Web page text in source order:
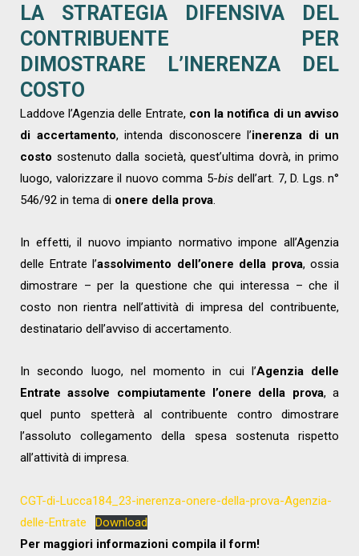
LA STRATEGIA DIFENSIVA DEL
CONTRIBUENTE
PER
DIMOSTRARE L’INERENZA DEL
COSTO
Laddove l’Agenzia delle Entrate, con la notifica di un avviso
di accertamento, intenda disconoscere l’inerenza di un
costo sostenuto dalla società, quest’ultima dovrà, in primo
luogo, valorizzare il nuovo comma 5-bis dell’art. 7, D. Lgs. n°
546/92 in tema di onere della prova.
In effetti, il nuovo impianto normativo impone all’Agenzia
delle Entrate l’assolvimento dell’onere della prova, ossia
dimostrare – per la questione che qui interessa – che il
costo non rientra nell’attività di impresa del contribuente,
destinatario dell’avviso di accertamento.
In secondo luogo, nel momento in cui l’Agenzia delle
Entrate assolve compiutamente l’onere della prova, a
quel punto spetterà al contribuente contro dimostrare
l’assoluto collegamento della spesa sostenuta rispetto
all’attività di impresa.
CGT-di-Lucca184_23-inerenza-onere-della-prova-Agenzia-
delle-Entrate
Download
Per maggiori informazioni compila il form!